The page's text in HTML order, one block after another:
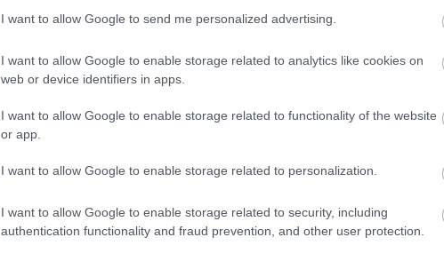
I want to allow Google to send me personalized advertising.
I want to allow Google to enable storage related to analytics like cookies on
web or device identifiers in apps.
I want to allow Google to enable storage related to functionality of the website
or app.
I want to allow Google to enable storage related to personalization.
I want to allow Google to enable storage related to security, including
authentication functionality and fraud prevention, and other user protection.
paradicsom
petúnia (2) petúnia
petúnia nevelés
polikarbonát
)
üvegház (1) póré ( 1
(
rebarbara
rebarbara recept
1)
red
répalégy
répa
(1) retek retek
retek termesztése
ültetése (1) rewena